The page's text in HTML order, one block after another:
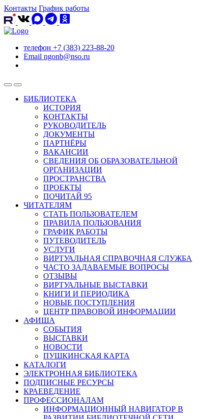
Контакты График работы
телефон +7 (383) 223-88-20
Email ngonb@nso.ru
БИБЛИОТЕКА
ИСТОРИЯ
КОНТАКТЫ
РУКОВОДИТЕЛЬ
ДОКУМЕНТЫ
ПАРТНЁРЫ
ВАКАНСИИ
СВЕДЕНИЯ ОБ ОБРАЗОВАТЕЛЬНОЙ
ОРГАНИЗАЦИИ
ПРОСТРАНСТВА
ПРОЕКТЫ
ПОЧИТАЙ 95
ЧИТАТЕЛЯМ
СТАТЬ ПОЛЬЗОВАТЕЛЕМ
ПРАВИЛА ПОЛЬЗОВАНИЯ
ГРАФИК РАБОТЫ
ПУТЕВОДИТЕЛЬ
УСЛУГИ
ВИРТУАЛЬНАЯ СПРАВОЧНАЯ СЛУЖБА
ЧАСТО ЗАДАВАЕМЫЕ ВОПРОСЫ
ОТЗЫВЫ
ВИРТУАЛЬНЫЕ ВЫСТАВКИ
КНИГИ И ПЕРИОДИКА
НОВЫЕ ПОСТУПЛЕНИЯ
ЦЕНТР ПРАВОВОЙ ИНФОРМАЦИИ
АФИША
СОБЫТИЯ
ВЫСТАВКИ
НОВОСТИ
ПУШКИНСКАЯ КАРТА
КАТАЛОГИ
ЭЛЕКТРОННАЯ БИБЛИОТЕКА
ПОДПИСНЫЕ РЕСУРСЫ
КРАЕВЕДЕНИЕ
ПРОФЕССИОНАЛАМ
ИНФОРМАЦИОННЫЙ НАВИГАТОР В